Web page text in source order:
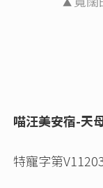
▲
喵汪美安宿-天
特寵字第